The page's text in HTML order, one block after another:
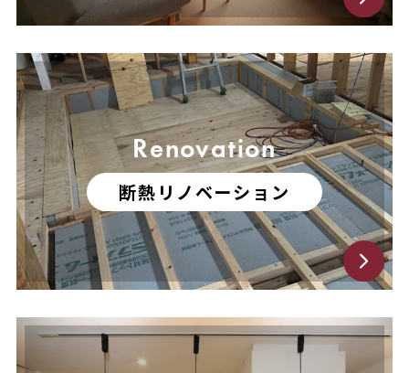
Renovation
断熱リノベーション